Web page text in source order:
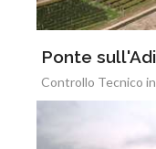
Ponte
Controllo Tecnico